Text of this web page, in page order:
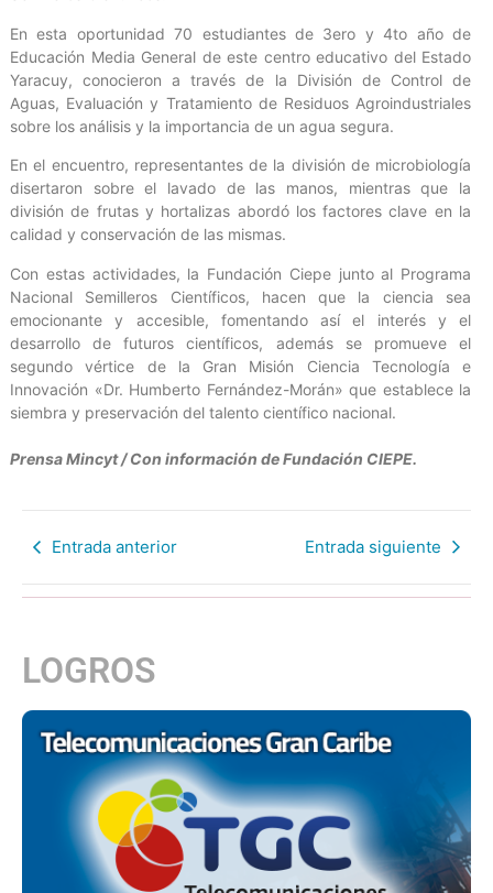
En esta oportunidad 70 estudiantes de 3ero y 4to año de
Educación Media General de este centro educativo del Estado
Yaracuy, conocieron a través de la División de Control de
Aguas, Evaluación y Tratamiento de Residuos Agroindustriales
sobre los análisis y la importancia de un agua segura.
En el encuentro, representantes de la división de microbiología
disertaron sobre el lavado de las manos, mientras que la
división de frutas y hortalizas abordó los factores clave en la
calidad y conservación de las mismas.
Con estas actividades, la Fundación Ciepe junto al Programa
Nacional Semilleros Científicos, hacen que la ciencia sea
emocionante y accesible, fomentando así el interés y el
desarrollo de futuros científicos, además se promueve el
segundo vértice de la Gran Misión Ciencia Tecnología e
Innovación «Dr. Humberto Fernández-Morán» que establece la
siembra y preservación del talento científico nacional.
Prensa Mincyt / Con información de Fundación CIEPE.
Entrada anterior Entrada siguiente
LOGROS